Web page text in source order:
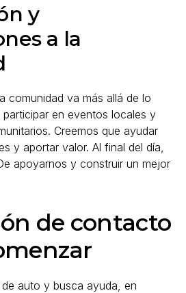
y
a la
comunidad va más allá de lo
en eventos locales y
Creemos que ayudar
y aportar valor. Al final del día,
apoyarnos y construir un mejor
de contacto
auto y busca ayuda, en